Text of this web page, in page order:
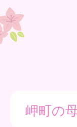
岬町の